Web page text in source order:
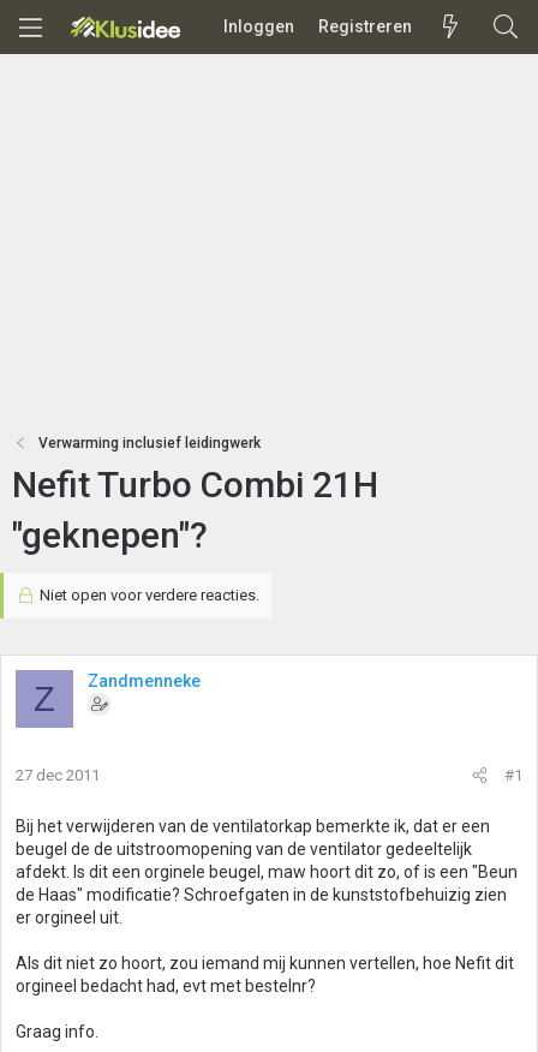
Inloggen Registreren
Verwarming inclusief leidingwerk
Nefit Turbo Combi 21H
"geknepen"?
Niet open voor verdere reacties.
Z Zandmenneke
27 dec 2011 #1
Bij het verwijderen van de ventilatorkap bemerkte ik, dat er een
beugel de de uitstroomopening van de ventilator gedeeltelijk
afdekt. Is dit een orginele beugel, maw hoort dit zo, of is een "Beun
de Haas" modificatie? Schroefgaten in de kunststofbehuizig zien
er orgineel uit.
Als dit niet zo hoort, zou iemand mij kunnen vertellen, hoe Nefit dit
orgineel bedacht had, evt met bestelnr?
Graag info.